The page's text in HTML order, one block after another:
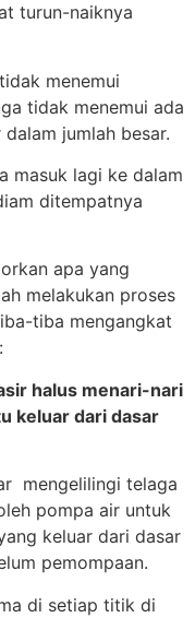
turun-naiknya
menemui
tidak menemui ada
jumlah besar.
masuk lagi ke dalam
ditempatnya
apa yang
melakukan proses
tiba mengangkat
halus menari-nari
keluar dari dasar
mengelilingi telaga
pompa air untuk
keluar dari dasar
pemompaan.
di setiap titik di